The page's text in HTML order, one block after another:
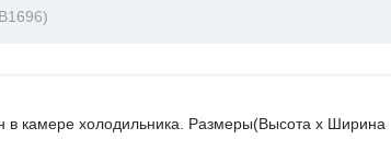
в камере холодильника. Размеры(Высота х Ширина